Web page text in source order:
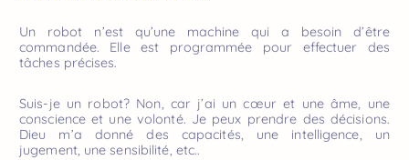
Un robot n’est qu’une machine qui a besoin d’être
commandée. Elle est programmée pour effectuer des
tâches précises.
Suis-je un robot? Non, car j’ai un cœur et une âme, une
conscience et une volonté. Je peux prendre des décisions.
Dieu m’a donné des capacités, une intelligence, un
jugement, une sensibilité, etc..